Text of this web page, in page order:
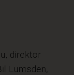
direktor
Lumsden,